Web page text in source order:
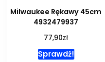
Milwaukee Rękawy 45cm
4932479937
77,90zł
Sprawdź!